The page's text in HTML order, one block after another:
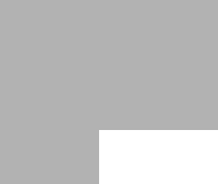
0 Students